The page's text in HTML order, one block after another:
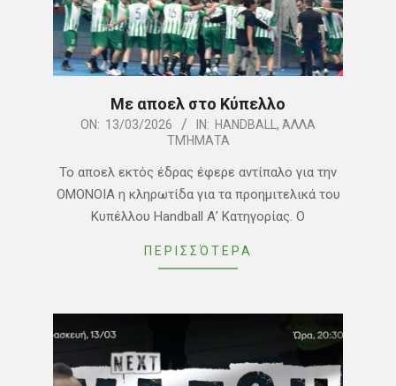
Με αποελ στο Κύπελλο
2026-
13
ON: 13/03/2026 IN: HANDBALL , ΆΛΛΑ
ΤΜΉΜΑΤΑ
Το αποελ εκτός έδρας έφερε αντίπαλο για την
ΟΜΟΝΟΙΑ η κληρωτίδα για τα προημιτελικά του
Κυπέλλου Handball Α’ Κατηγορίας. Ο
ΠΕΡΙΣΣΌΤΕΡΑ